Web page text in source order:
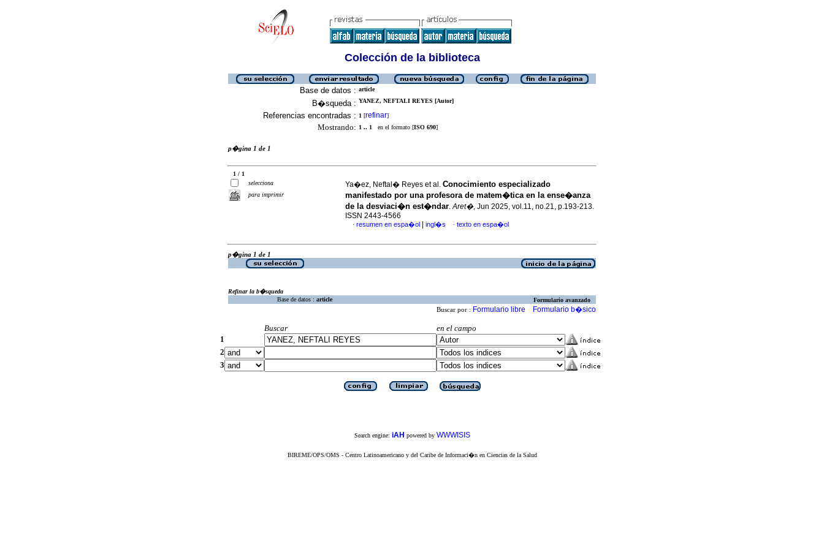
Colección de la biblioteca
Base de datos : article
B�squeda : YANEZ, NEFTALI REYES [Autor]
Referencias encontradas : 1 [refinar]
Mostrando: 1 .. 1 en el formato [ISO 690]
p�gina 1 de 1
1 / 1
selecciona
para imprimir
Ya�ez, Neftal� Reyes et al. Conocimiento especializado
manifestado por una profesora de matem�tica en la ense�anza
de la desviaci�n est�ndar.Aret�, Jun 2025, vol.11, no.21, p.193-213.
ISSN 2443-4566
· resumen en espa�ol ingl�s · texto en espa�ol
p�gina 1 de 1
Refinar la b�squeda
Base de datos : article Formulario avanzado
Buscar por : Formulario libre Formulario b�sico
Buscar
en el campo
1
2
3
Search engine: iAH powered by WWWISIS
BIREME/OPS/OMS - Centro Latinoamericano y del Caribe de Informaci�n en Ciencias de la Salud